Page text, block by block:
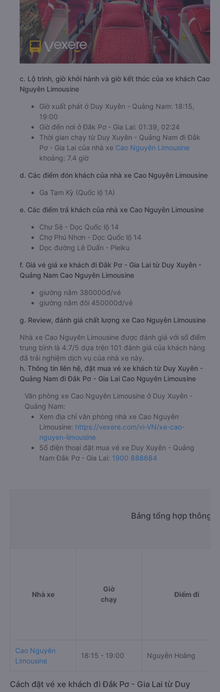
c. Lộ trình, giờ khởi hành và giờ kết thúc của xe khách Cao
Nguyên Limousine
Giờ xuất phát ở Duy Xuyên - Quảng Nam: 18:15,
19:00
Giờ đến nơi ở Đắk Pơ - Gia Lai: 01:39, 02:24
Thời gian chạy từ Duy Xuyên - Quảng Nam đi Đắk
Pơ - Gia Lai của nhà xe Cao Nguyên Limousine
khoảng: 7.4 giờ
d. Các điểm đón khách của nhà xe Cao Nguyên Limousine
Ga Tam Kỳ (Quốc lộ 1A)
e. Các điểm trả khách của nhà xe Cao Nguyên Limousine
Chư Sê - Dọc Quốc lộ 14
Chợ Phú Nhơn - Dọc Quốc lộ 14
Dọc đường Lê Duẩn - Pleiku
f. Giá vé giá xe khách đi Đắk Pơ - Gia Lai từ Duy Xuyên -
Quảng Nam Cao Nguyên Limousine
giường nằm 380000đ/vé
giường nằm đôi 450000đ/vé
g. Review, đánh giá chất lượng xe Cao Nguyên Limousine
Nhà xe Cao Nguyên Limousine được đánh giá với số điểm
trung bình là 4.7/5 dựa trên 101 đánh giá của khách hàng
đã trải nghiệm dịch vụ của nhà xe này.
h. Thông tin liên hệ, đặt mua vé xe khách từ Duy Xuyên -
Quảng Nam đi Đắk Pơ - Gia Lai Cao Nguyên Limousine
Văn phòng xe Cao Nguyên Limousine ở Duy Xuyên -
Quảng Nam:
Xem địa chỉ văn phòng nhà xe Cao Nguyên
Limousine: https://vexere.com/vi-VN/xe-cao-
nguyen-limousine
Số điện thoại đặt mua vé xe Duy Xuyên - Quảng
Nam Đắk Pơ - Gia Lai: 1900 888684
Bảng tổng hợp thông
Nhà xe
Giờ
chạy
Điểm đi
Cao Nguyên
Limousine
18:15 - 19:00 Nguyễn Hoàng
Cách đặt vé xe khách đi Đắk Pơ - Gia Lai từ Duy